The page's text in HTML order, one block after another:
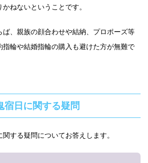
ねないということです。
ば、親族の顔合わせや結納、プロポーズ等
指輪や結婚指輪の購入も避けた方が無難で
宿日に関する疑問
する疑問についてお答えします。